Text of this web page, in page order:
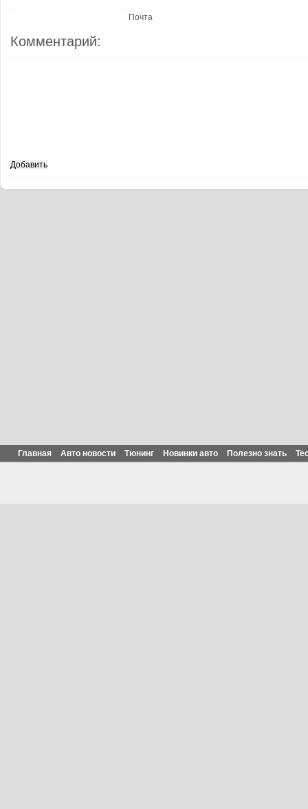
Почта
Комментарий:
Главная Авто новости Тюнинг Новинки авто Полезно знать